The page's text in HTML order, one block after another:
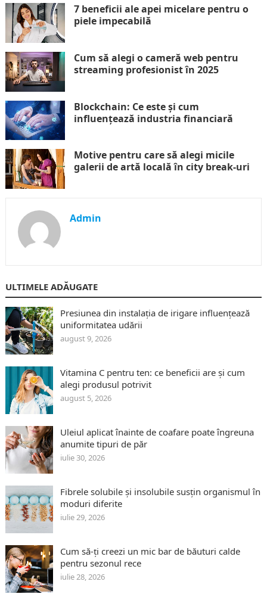
7 beneficii ale apei micelare pentru o
piele impecabilă
Cum să alegi o cameră web pentru
streaming profesionist în 2025
Blockchain: Ce este și cum
influențează industria financiară
Motive pentru care să alegi micile
galerii de artă locală în city break-uri
Admin
ULTIMELE ADĂUGATE
Presiunea din instalația de irigare influențează
uniformitatea udării
august 9, 2026
Vitamina C pentru ten: ce beneficii are și cum
alegi produsul potrivit
august 5, 2026
Uleiul aplicat înainte de coafare poate îngreuna
anumite tipuri de păr
iulie 30, 2026
Fibrele solubile și insolubile susțin organismul în
moduri diferite
iulie 29, 2026
Cum să-ți creezi un mic bar de băuturi calde
pentru sezonul rece
iulie 28, 2026